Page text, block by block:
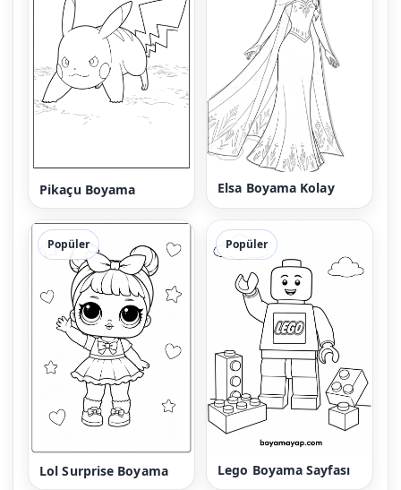
Pikaçu Boyama Elsa Boyama Kolay
Popüler
Lol Surprise Boyama
Popüler
Lego Boyama Sayfası